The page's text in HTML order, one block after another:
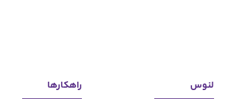
لنوس راهکارها